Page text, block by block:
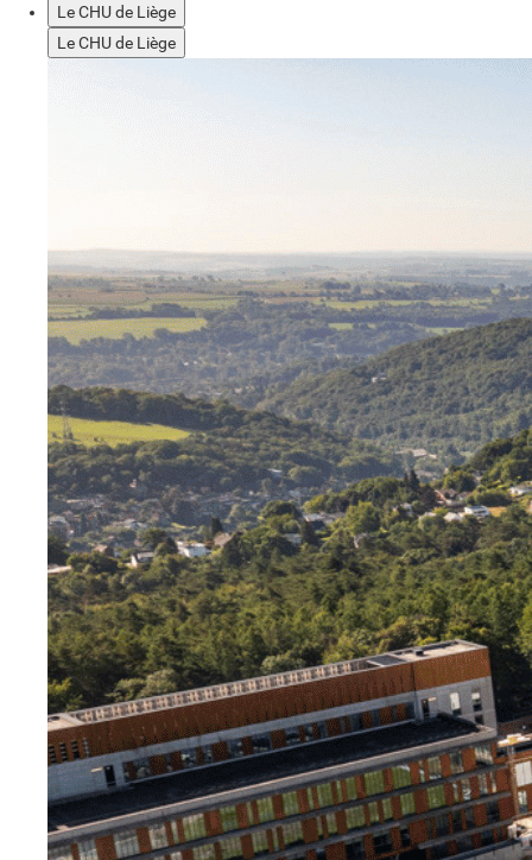
Le CHU de Liège
Le CHU de Liège